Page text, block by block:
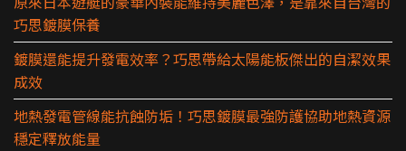
巧思鍍膜保養
鍍膜還能提升發電效率？巧思帶給太陽能板傑出的自潔效果
成效
地熱發電管線能抗蝕防垢！巧思鍍膜最強防護協助地熱資源
穩定釋放能量